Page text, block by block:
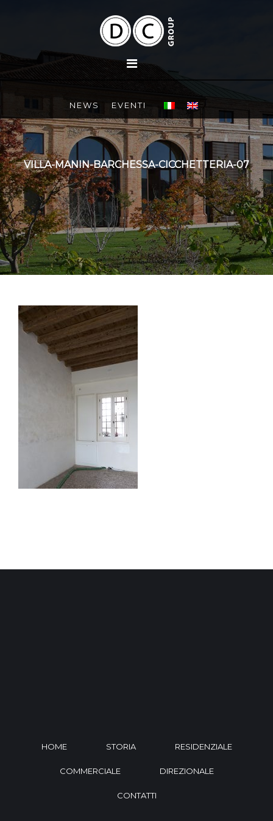
NEWS EVENTI
VILLA-MANIN-BARCHESSA-CICCHETTERIA-07
HOME STORIA RESIDENZIALE
COMMERCIALE DIREZIONALE
CONTATTI